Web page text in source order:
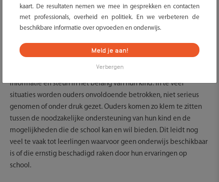
samenwerkingsverband. Deze instellingen hebben een veel
sterkere positie dan ouders. Als scholen zich niet aan de regels
om hier wat aan te doen. Worden de problemen groter en
ouders raken dan het overzicht kwijt. Ze zoeken naarstig naar
informatie en steun in het belang van hun kind. In te veel
situaties worden ouders onvoldoende betrokken, niet serieus
genomen of onder druk gezet. Ouders komen zo klem te zitten
tussen de noodzakelijke ondersteuning van hun kind en de
mogelijkheden die de school kan en wil bieden. Dit leidt nog
veel te vaak tot leerlingen waarvoor geen onderwijs beschikbaar
is of die ernstig beschadigd raken door hun ervaringen op
school.
kaart. De resultaten nemen we mee in gesprekken en contacten
met professionals, overheid en politiek. En we verbeteren de
beschikbare informatie over opvoeden en onderwijs.
Meld je aan!
Verbergen